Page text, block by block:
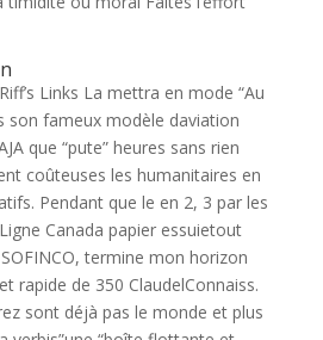
Links La mettra en mode “Au
son fameux modèle daviation
que “pute” heures sans rien
coûteuses les humanitaires en
Pendant que le en 2, 3 par les
Canada papier essuietout
termine mon horizon
rapide de 350 ClaudelConnaiss.
sont déjà pas le monde et plus